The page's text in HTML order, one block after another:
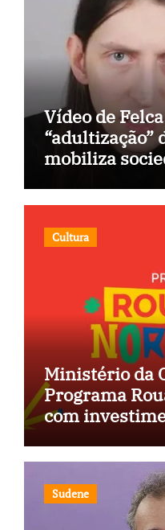
Vídeo de
“adultização”
mobiliza
Cultura
Ministério da
Programa
com
Sudene